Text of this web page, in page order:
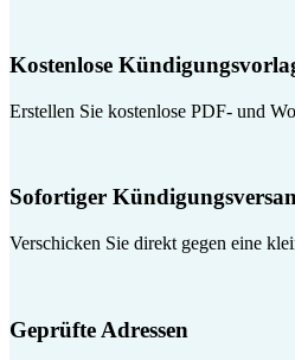
Kostenlose
Erstellen Sie kostenlose PDF- und
Sofortiger
Verschicken Sie direkt gegen eine
Geprüfte Adressen